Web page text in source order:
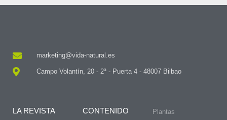
marketing@vida-natural.es
Campo Volantín, 20 - 2ª - Puerta 4 - 48007 Bilbao
LA REVISTA CONTENIDO
Plantas